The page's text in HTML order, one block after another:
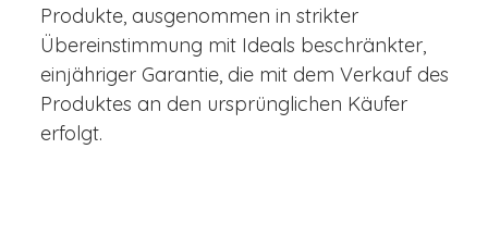
Produkte, ausgenommen in strikter
Übereinstimmung mit Ideals beschränkter,
einjähriger Garantie, die mit dem Verkauf des
Produktes an den ursprünglichen Käufer
erfolgt.